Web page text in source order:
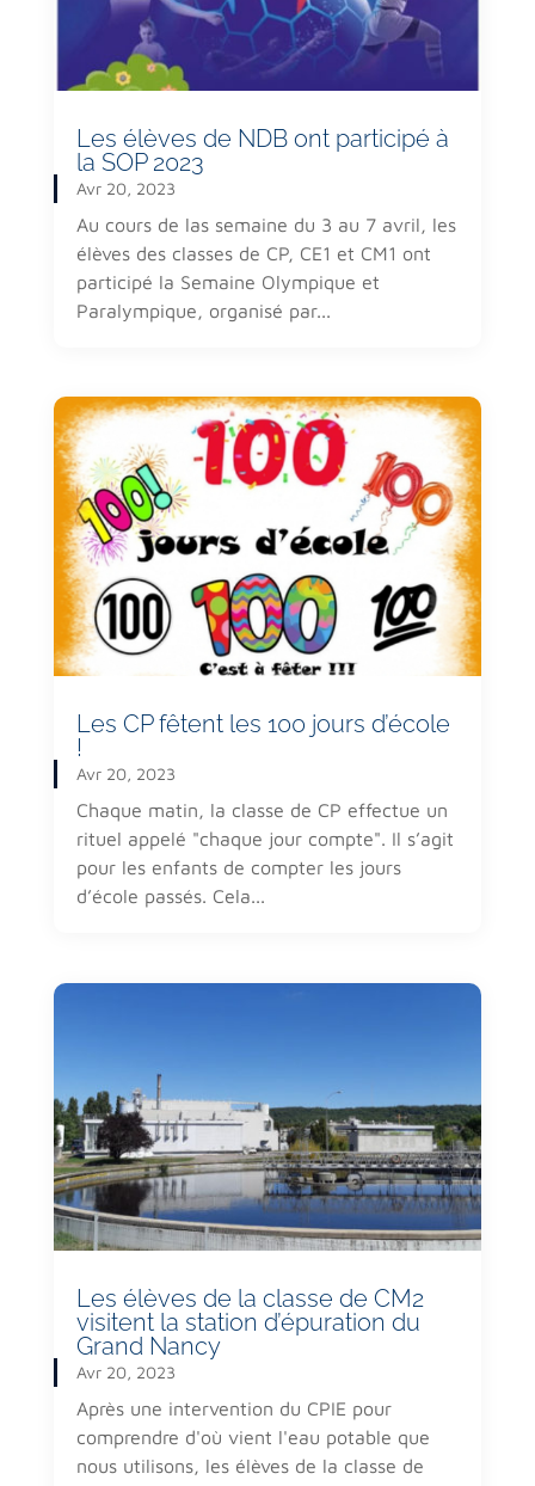
Les élèves de NDB ont participé à
la SOP 2023
Avr 20, 2023
Au cours de las semaine du 3 au 7 avril, les
élèves des classes de CP, CE1 et CM1 ont
participé la Semaine Olympique et
Paralympique, organisé par...
Les CP fêtent les 100 jours d’école
!
Avr 20, 2023
Chaque matin, la classe de CP effectue un
rituel appelé "chaque jour compte". Il s’agit
pour les enfants de compter les jours
d’école passés. Cela...
Les élèves de la classe de CM2
visitent la station d’épuration du
Grand Nancy
Avr 20, 2023
Après une intervention du CPIE pour
comprendre d'où vient l'eau potable que
nous utilisons, les élèves de la classe de